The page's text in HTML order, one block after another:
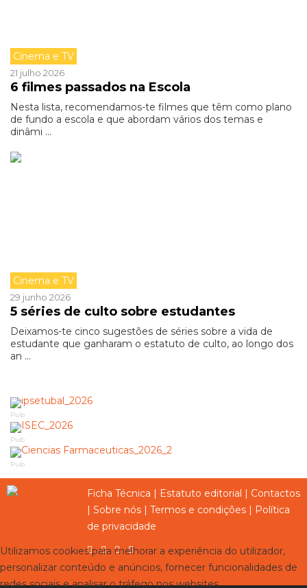
Cinema e TV
21 julho 2026
6 filmes passados na Escola
Nesta lista, recomendamos-te filmes que têm como plano
de fundo a escola e que abordam vários dos temas e
dinâmi ...
Cinema e TV
29 junho 2026
5 séries de culto sobre estudantes
Deixamos-te cinco sugestões de séries sobre a vida de
estudante que ganharam o estatuto de culto, ao longo dos
an ...
Pub
Pub
Pub
Ficha Técnica | Estatuto editorial | Contactos
| Sobre nós | Termos e condições | Política
de privacidade
Utilizamos cookies para melhorar a experiência do utilizador,
personalizar conteúdo e anúncios, fornecer funcionalidades de
redes sociais e analisar o tráfego nos websites.